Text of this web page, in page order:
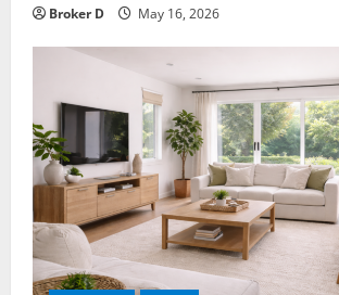
Broker D May 16, 2026